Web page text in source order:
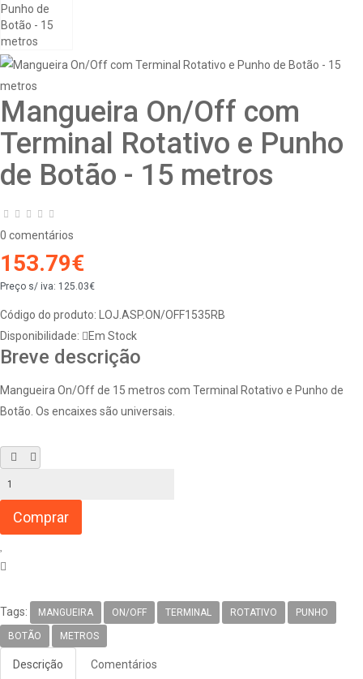
Mangueira On/Off com
Terminal Rotativo e Punho
de Botão - 15 metros
0 comentários
153.79€
Preço s/ iva: 125.03€
Código do produto:
LOJ.ASP.ON/OFF1535RB
Disponibilidade:
Em Stock
Breve descrição
Mangueira On/Off de 15 metros com Terminal Rotativo e Punho de
Botão. Os encaixes são universais.
Tags: MANGUEIRA ON/OFF TERMINAL ROTATIVO PUNHO
BOTÃO METROS
Descrição Comentários